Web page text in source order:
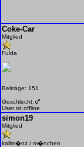
Coke-Car
Mitglied
Fulda
Beiträge: 151
Geschlecht:
User ist offline
simon19
Mitglied
kallm�nz / m�nchen